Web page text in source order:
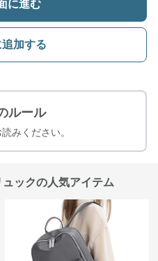
に進む
加する
ルール
みください。
ックの人気アイテム